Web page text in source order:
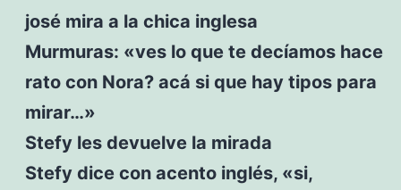
josé mira a la chica inglesa
Murmuras: «ves lo que te decíamos hace
rato con Nora? acá si que hay tipos para
mirar…»
Stefy les devuelve la mirada
Stefy dice con acento inglés, «si,